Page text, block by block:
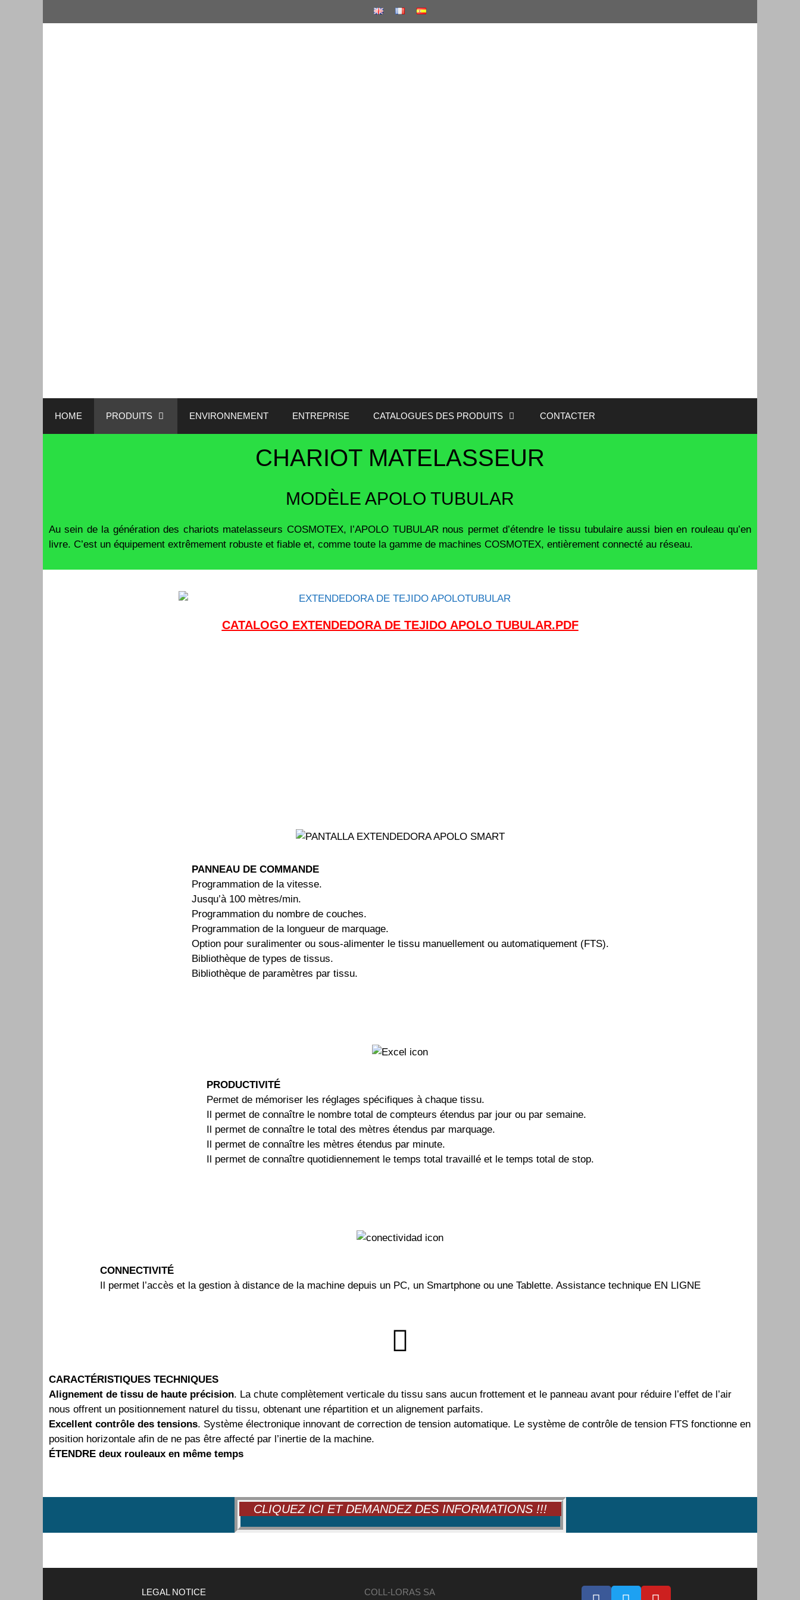
HOME PRODUITS ENVIRONNEMENT ENTREPRISE CATALOGUES DES PRODUITS CONTACTER
CHARIOT MATELASSEUR
MODÈLE APOLO TUBULAR
Au sein de la génération des chariots matelasseurs COSMOTEX, l’APOLO TUBULAR nous permet d’étendre le tissu tubulaire aussi bien en rouleau qu’en
livre. C’est un équipement extrêmement robuste et fiable et, comme toute la gamme de machines COSMOTEX, entièrement connecté au réseau.
CATALOGO EXTENDEDORA DE TEJIDO APOLO TUBULAR.PDF
PANNEAU DE COMMANDE
Programmation de la vitesse.
Jusqu’à 100 mètres/min.
Programmation du nombre de couches.
Programmation de la longueur de marquage.
Option pour suralimenter ou sous-alimenter le tissu manuellement ou automatiquement (FTS).
Bibliothèque de types de tissus.
Bibliothèque de paramètres par tissu.
PRODUCTIVITÉ
Permet de mémoriser les réglages spécifiques à chaque tissu.
Il permet de connaître le nombre total de compteurs étendus par jour ou par semaine.
Il permet de connaître le total des mètres étendus par marquage.
Il permet de connaître les mètres étendus par minute.
Il permet de connaître quotidiennement le temps total travaillé et le temps total de stop.
CONNECTIVITÉ
Il permet l’accès et la gestion à distance de la machine depuis un PC, un Smartphone ou une Tablette. Assistance technique EN LIGNE
CARACTÉRISTIQUES TECHNIQUES
Alignement de tissu de haute précision. La chute complètement verticale du tissu sans aucun frottement et le panneau avant pour réduire l’effet de l’air
nous offrent un positionnement naturel du tissu, obtenant une répartition et un alignement parfaits.
Excellent contrôle des tensions. Système électronique innovant de correction de tension automatique. Le système de contrôle de tension FTS fonctionne en
position horizontale afin de ne pas être affecté par l’inertie de la machine.
ÉTENDRE deux rouleaux en même temps
CLIQUEZ ICI ET DEMANDEZ DES INFORMATIONS !!!
LEGAL NOTICE
COLL-LORAS SA